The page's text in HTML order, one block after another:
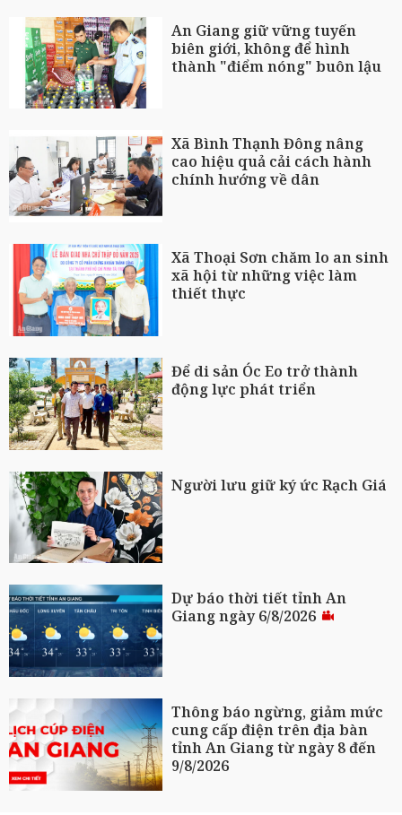
An Giang giữ vững tuyến
biên giới, không để hình
thành "điểm nóng" buôn lậu
Xã Bình Thạnh Đông nâng
cao hiệu quả cải cách hành
chính hướng về dân
Xã Thoại Sơn chăm lo an sinh
xã hội từ những việc làm
thiết thực
Để di sản Óc Eo trở thành
động lực phát triển
Người lưu giữ ký ức Rạch Giá
Dự báo thời tiết tỉnh An
Giang ngày 6/8/2026
Thông báo ngừng, giảm mức
cung cấp điện trên địa bàn
tỉnh An Giang từ ngày 8 đến
9/8/2026